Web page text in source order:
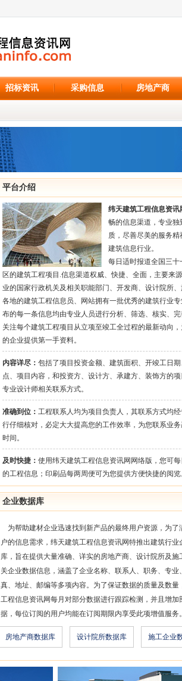
招标资讯 采购信息 房地产商
平台介绍
纬天建筑工程信息资讯
畅的信息渠道，专业独
质，尽善尽美的服务精
建筑信息行业。
每日适时报道全国三十
区的建筑工程项目.信息渠道权威、快捷、全面，主要来
业的国家行政机关及相关职能部门、开发商、设计院所、
各地的建筑工程信息员、网站拥有一批优秀的建筑行业
布的每一条信息均由专业人员进行分析、筛选、核实、
关注每个建筑工程项目从立项至竣工全过程的最新动向
的企业提供第一手资料。
内容详尽： 包括了项目投资金额、建筑面积、开竣工日
点、项目内容，和投资方、设计方、承建方、装饰方的项
专业设计师相关联系方式。
准确到位： 工程联系人均为项目负责人，其联系方式均
行仔细核对，必定大大提高您的工作效率，为您联系业
时间。
及时快捷： 使用纬天建筑工程信息资讯网网络版，您可
的工程信息；印刷品每两周便可为您提供方便快捷的阅览
企业数据库
为帮助建材企业迅速找到新产品的最终用户资源，为了
户的信息需求，纬天建筑工程信息资讯网特推出建筑行业
库，旨在提供大量准确、详实的房地产商、设计院所及施
关企业数据信息，涵盖了企业名称、联系人、职务、专业
真、地址、邮编等多项内容。为了保证数据的质量及数量
工程信息资讯网每月对部分数据进行跟踪检测，并且增加
据，每位订阅的用户均能在订阅期限内享受此项增值服务。
房地产商数据库 设计院所数据库 施工企业